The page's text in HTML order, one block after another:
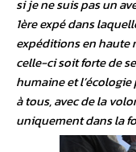
si je ne suis pas un
1ère expé dans
expéditions en haute
celle-ci soit forte de
humaine et
à tous, avec de la
uniquement dans la